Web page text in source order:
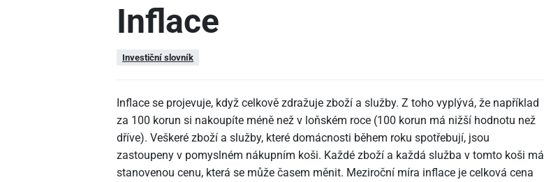
Inflace
Investiční slovník
Inflace se projevuje, když celkově zdražuje zboží a služby. Z toho vyplývá, že například
za 100 korun si nakoupíte méně než v loňském roce (100 korun má nižší hodnotu než
dříve). Veškeré zboží a služby, které domácnosti během roku spotřebují, jsou
zastoupeny v pomyslném nákupním koši. Každé zboží a každá služba v tomto koši má
stanovenou cenu, která se může časem měnit. Meziroční míra inflace je celková cena